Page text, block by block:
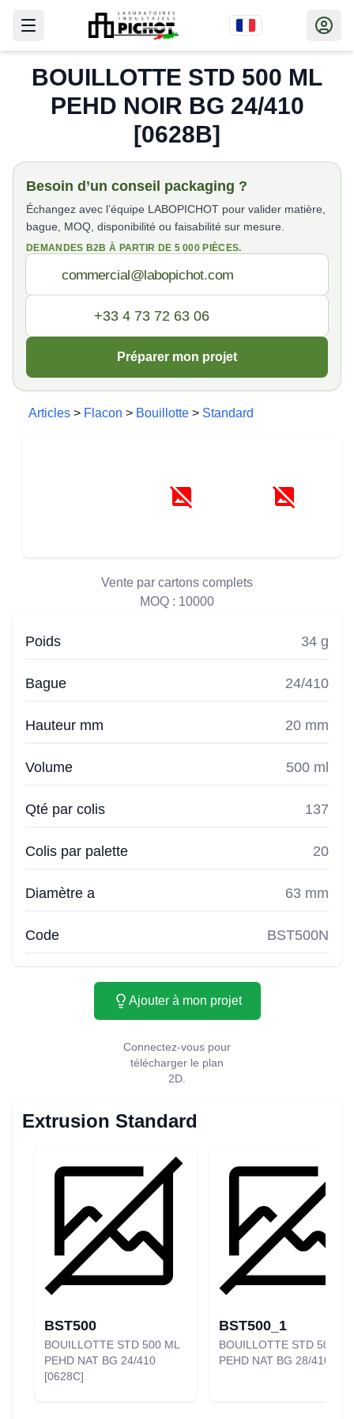
BOUILLOTTE STD 500 ML
PEHD NOIR BG 24/410
[0628B]
Besoin d’un conseil packaging ?
Échangez avec l’équipe LABOPICHOT pour valider matière,
bague, MOQ, disponibilité ou faisabilité sur mesure.
DEMANDES B2B À PARTIR DE 5 000 PIÈCES.
Préparer mon projet
Articles > Flacon > Bouillotte > Standard
Vente par cartons complets
MOQ : 10000
Poids 34 g
Bague 24/410
Hauteur mm 20 mm
Volume 500 ml
Qté par colis 137
Colis par palette 20
Diamètre a 63 mm
Code BST500N
Ajouter à mon projet
Connectez-vous pour
télécharger le plan
2D.
Extrusion Standard
BST500
BOUILLOTTE STD 500 ML
PEHD NAT BG 24/410
[0628C]
BST500_1
BOUILLOTTE STD 500 ML
PEHD NAT BG 28/410